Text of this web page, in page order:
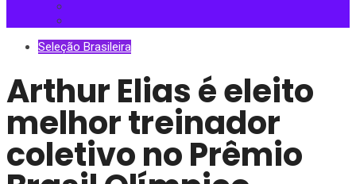
Seleção Brasileira
Arthur Elias é eleito
melhor treinador
coletivo no Prêmio